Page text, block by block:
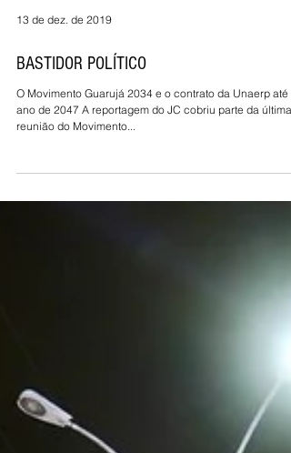
13 de dez. de 2019
BASTIDOR POLÍTICO
reunião do Movimento...